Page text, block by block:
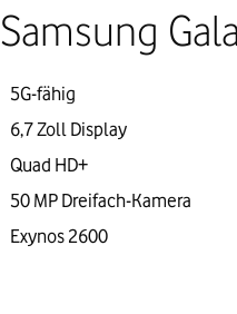
Samsung
5G-fähig
6,7 Zoll Display
Quad HD+
50 MP Dreifach-Kamera
Exynos 2600